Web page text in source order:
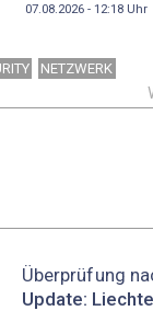
07.08.2026 - 12:18Uhr
NETZWERK
Überprüfung
Update: